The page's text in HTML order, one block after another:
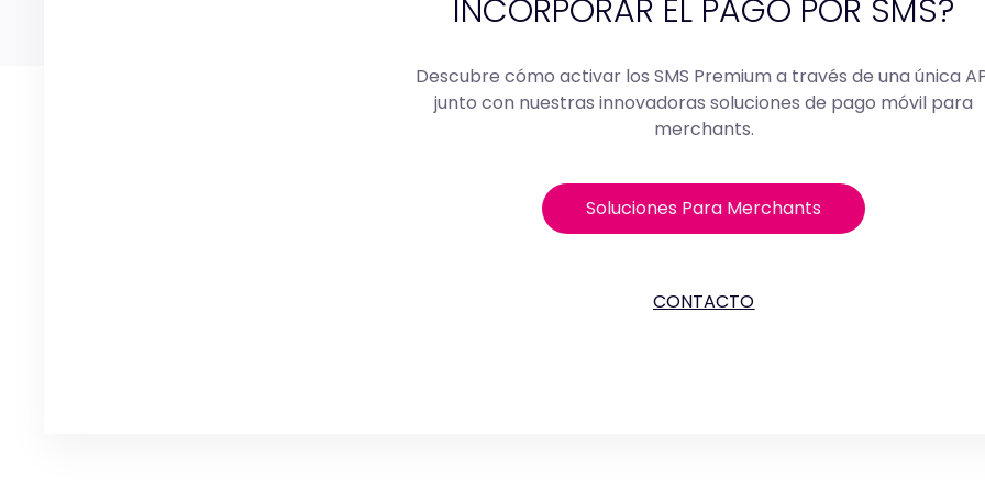
INCORPORAR EL PAGO POR SMS?
Descubre cómo activar los SMS Premium a través de una única
junto con nuestras innovadoras soluciones de pago móvil para
merchants.
Soluciones Para Merchants
CONTACTO